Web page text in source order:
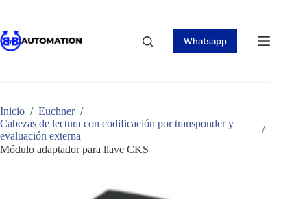
contenido
Whatsapp
Inicio / Euchner /
Cabezas de lectura con codificación por transponder y
evaluación externa
/
Módulo adaptador para llave CKS